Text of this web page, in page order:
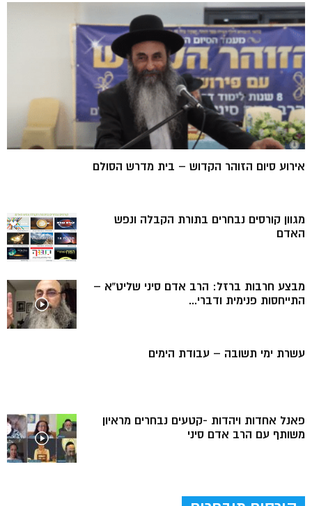
אירוע סיום הזוהר הקדוש – בית מדרש הסולם
מגוון קורסים נבחרים בתורת הקבלה ונפש
האדם
מבצע חרבות ברזל: הרב אדם סיני שליט”א –
התייחסות פנימית ודברי...
עשרת ימי תשובה – עבודת הימים
פאנל אחדות ויהדות -קטעים נבחרים מראיון
משותף עם הרב אדם סיני